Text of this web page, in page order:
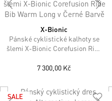
X-Bionic
Pánské cyklistické kalhoty se
šlemi X-Bionic Corefusion Ride
7 300,00 Kč
SALE